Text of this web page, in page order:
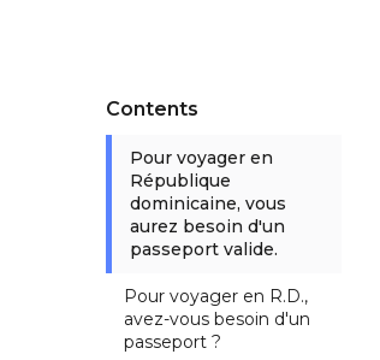
Contents
Pour voyager en
République
dominicaine, vous
aurez besoin d'un
passeport valide.
Pour voyager en R.D.,
avez-vous besoin d'un
passeport ?